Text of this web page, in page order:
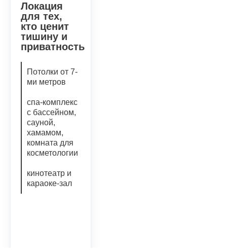
Локация
для тех,
кто ценит
тишину и
приватность
Потолки от 7-
ми метров
спа-комплекс
с бассейном,
сауной,
хамамом,
комната для
косметологии
кинотеатр и
караоке-зал